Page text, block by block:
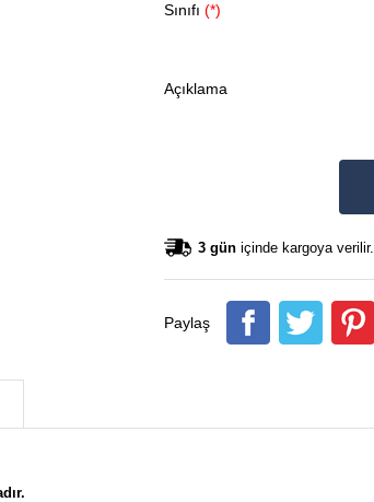
Sınıfı (*)
Açıklama
3 gün içinde kargoya verilir.
Paylaş